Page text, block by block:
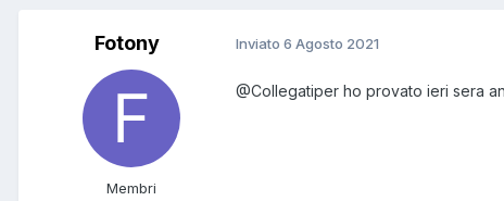
Fotony
Membri
Inviato 6 Agosto 2021
@Collegatiper ho provato ieri sera